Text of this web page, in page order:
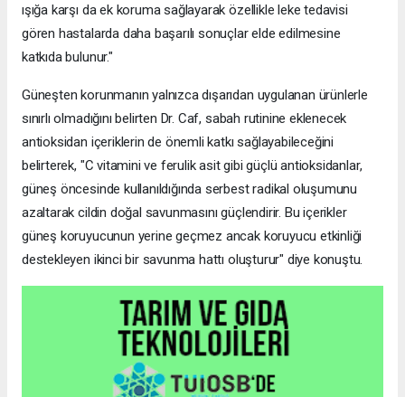
ışığa karşı da ek koruma sağlayarak özellikle leke tedavisi
gören hastalarda daha başarılı sonuçlar elde edilmesine
katkıda bulunur."
Güneşten korunmanın yalnızca dışarıdan uygulanan ürünlerle
sınırlı olmadığını belirten Dr. Caf, sabah rutinine eklenecek
antioksidan içeriklerin de önemli katkı sağlayabileceğini
belirterek, "C vitamini ve ferulik asit gibi güçlü antioksidanlar,
güneş öncesinde kullanıldığında serbest radikal oluşumunu
azaltarak cildin doğal savunmasını güçlendirir. Bu içerikler
güneş koruyucunun yerine geçmez ancak koruyucu etkinliği
destekleyen ikinci bir savunma hattı oluşturur" diye konuştu.